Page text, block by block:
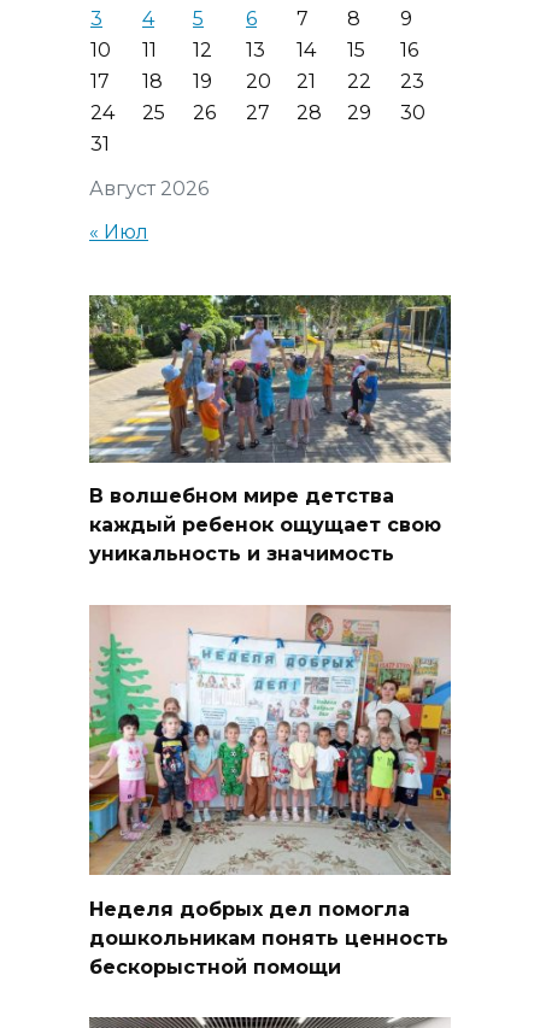
Август 2026
3
4 5 6 7 8
9
10
11 12 13 14 15
16
17
18 19 20 21 22
23
24
25 26 27 28 29
30
31
« Июл
В волшебном мире детства
каждый ребенок ощущает свою
уникальность и значимость
Неделя добрых дел помогла
дошкольникам понять ценность
бескорыстной помощи